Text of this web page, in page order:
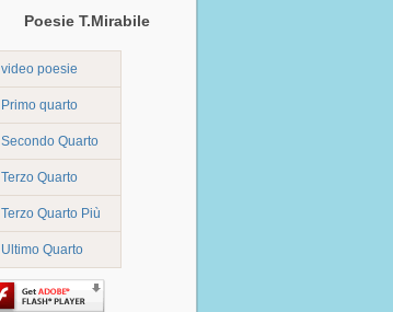
Poesie T.Mirabile
video poesie
Primo quarto
Secondo Quarto
Terzo Quarto
Terzo Quarto Più
Ultimo Quarto